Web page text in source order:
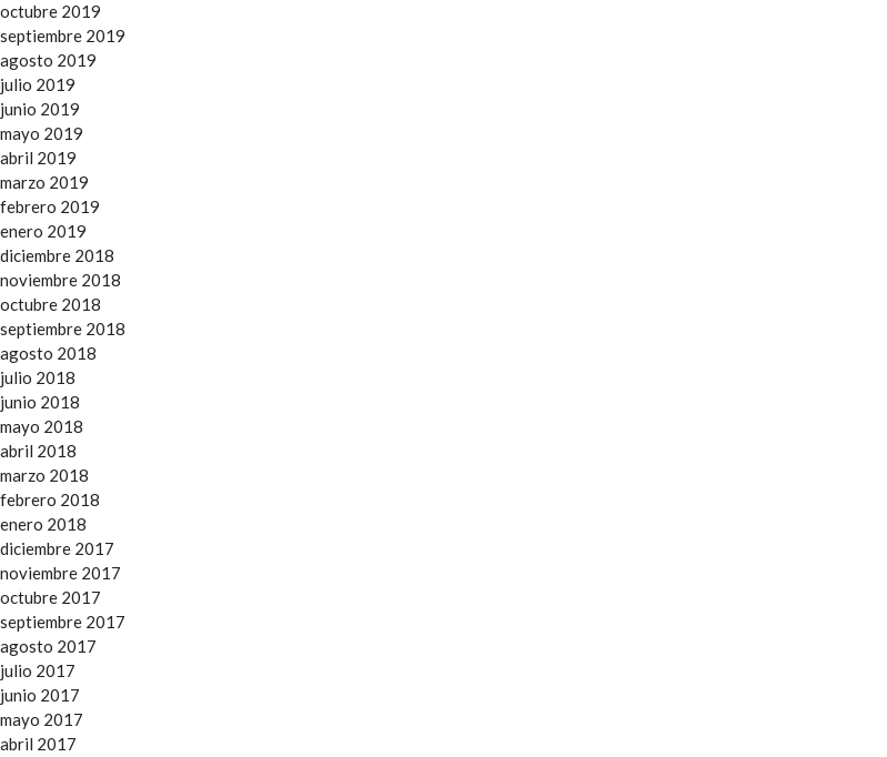
octubre 2019
septiembre 2019
agosto 2019
julio 2019
junio 2019
mayo 2019
abril 2019
marzo 2019
febrero 2019
enero 2019
diciembre 2018
noviembre 2018
octubre 2018
septiembre 2018
agosto 2018
julio 2018
junio 2018
mayo 2018
abril 2018
marzo 2018
febrero 2018
enero 2018
diciembre 2017
noviembre 2017
octubre 2017
septiembre 2017
agosto 2017
julio 2017
junio 2017
mayo 2017
abril 2017